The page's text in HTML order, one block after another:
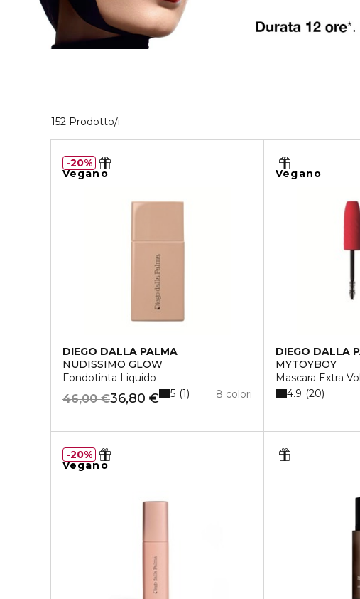
152 Prodotto/i
Vegano
DIEGO DALLA PALMA
NUDISSIMO GLOW
Fondotinta Liquido
36,80 €
46,00 € 8 colori
5 1
20%
Vegano
DIEGO DALLA
MYTOYBOY
Mascara Extra
4.9 20
Vegano
20%